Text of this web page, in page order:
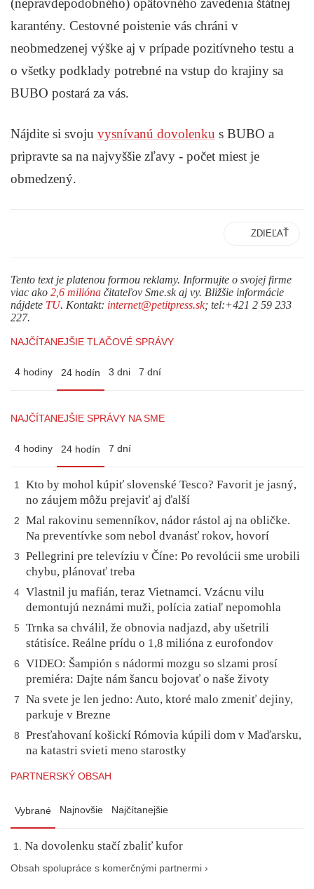
(nepravdepodobného) opätovného zavedenia štátnej
karantény. Cestovné poistenie vás chráni v
neobmedzenej výške aj v prípade pozitívneho testu a
o všetky podklady potrebné na vstup do krajiny sa
BUBO postará za vás.
Nájdite si svoju vysnívanú dovolenku s BUBO a
pripravte sa na najvyššie zľavy - počet miest je
obmedzený.
ZDIEĽAŤ
Tento text je platenou formou reklamy. Informujte o svojej firme
viac ako 2,6 milióna čitateľov Sme.sk aj vy. Bližšie informácie
nájdete TU. Kontakt: internet@petitpress.sk; tel:+421 2 59 233
227.
NAJČÍTANEJŠIE TLAČOVÉ SPRÁVY
4 hodiny 24 hodín 3 dni 7 dní
NAJČÍTANEJŠIE SPRÁVY NA SME
4 hodiny 24 hodín 7 dní
1
Kto by mohol kúpiť slovenské Tesco? Favorit je jasný,
no záujem môžu prejaviť aj ďalší
2
Mal rakovinu semenníkov, nádor rástol aj na obličke.
Na preventívke som nebol dvanásť rokov, hovorí
3
Pellegrini pre televíziu v Číne: Po revolúcii sme urobili
chybu, plánovať treba
4 Vlastnil ju mafián, teraz Vietnamci. Vzácnu vilu
demontujú neznámi muži, polícia zatiaľ nepomohla
5
Trnka sa chválil, že obnovia nadjazd, aby ušetrili
státisíce. Reálne prídu o 1,8 milióna z eurofondov
6
VIDEO: Šampión s nádormi mozgu so slzami prosí
premiéra: Dajte nám šancu bojovať o naše životy
7
Na svete je len jedno: Auto, ktoré malo zmeniť dejiny,
parkuje v Brezne
8
Presťahovaní košickí Rómovia kúpili dom v Maďarsku,
na katastri svieti meno starostky
PARTNERSKÝ OBSAH
Vybrané Najnovšie Najčítanejšie
Na dovolenku stačí zbaliť kufor
Obsah spolupráce s komerčnými partnermi ›